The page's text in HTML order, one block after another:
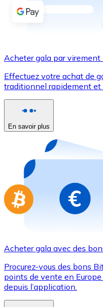
Virement SEPA
Utilisez les cartes
Acheter avec carte
Nouveau
Achetez des
Aller à la boutique de
Acheter gala par virement
Effectuez votre achat de
traditionnel rapidement et
En savoir plus
Acheter gala avec des
Procurez-vous des bons
points de vente en
depuis l’application.